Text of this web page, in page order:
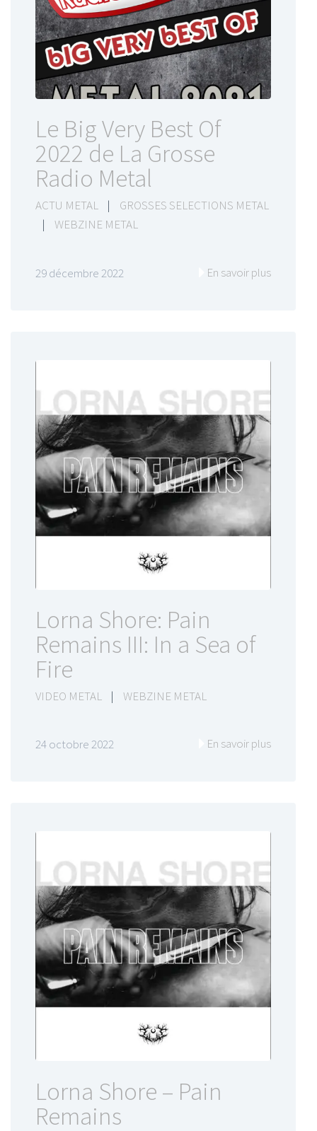
Le Big Very Best Of
2022 de La Grosse
Radio Metal
ACTU METAL |
GROSSES SELECTIONS METAL
|
WEBZINE METAL
29 décembre 2022 En savoir plus
Lorna Shore: Pain
Remains III: In a Sea of
Fire
VIDEO METAL | WEBZINE METAL
24 octobre 2022 En savoir plus
Lorna Shore – Pain
Remains